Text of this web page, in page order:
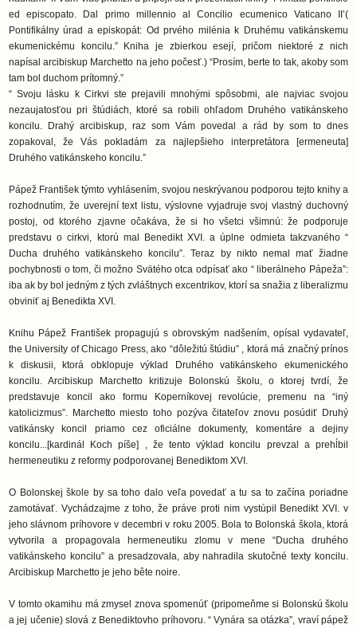
ed episcopato. Dal primo millennio al Concilio ecumenico Vaticano II’(
Pontifikálny úrad a episkopát: Od prvého milénia k Druhému vatikánskemu
ekumenickému koncilu.” Kniha je zbierkou esejí, pričom niektoré z nich
napísal arcibiskup Marchetto na jeho počesť.) “Prosím, berte to tak, akoby som
tam bol duchom prítomný.”
“ Svoju lásku k Cirkvi ste prejavili mnohými spôsobmi, ale najviac svojou
nezaujatosťou pri štúdiách, ktoré sa robili ohľadom Druhého vatikánskeho
koncilu. Drahý arcibiskup, raz som Vám povedal a rád by som to dnes
zopakoval, že Vás pokladám za najlepšieho interpretátora [ermeneuta]
Druhého vatikánskeho koncilu.”
Pápež František týmto vyhlásením, svojou neskrývanou podporou tejto knihy a
rozhodnutím, že uverejní text listu, výslovne vyjadruje svoj vlastný duchovný
postoj, od ktorého zjavne očakáva, že si ho všetci všimnú: že podporuje
predstavu o cirkvi, ktorú mal Benedikt XVI. a úplne odmieta takzvaného “
Ducha druhého vatikánskeho koncilu”. Teraz by nikto nemal mať žiadne
pochybnosti o tom, či možno Svätého otca odpísať ako “ liberálneho Pápeža”:
iba ak by bol jedným z tých zvláštnych excentrikov, ktorí sa snažia z liberalizmu
obviniť aj Benedikta XVI.
Knihu Pápež František propagujú s obrovským nadšením, opísal vydavateľ,
the University of Chicago Press, ako “dôležitú štúdiu” , ktorá má značný prínos
k diskusii, ktorá obklopuje výklad Druhého vatikánskeho ekumenického
koncilu. Arcibiskup Marchetto kritizuje Bolonskú školu, o ktorej tvrdí, že
predstavuje koncil ako formu Koperníkovej revolúcie, premenu na “iný
katolicizmus”. Marchetto miesto toho pozýva čitateľov znovu posúdiť Druhý
vatikánsky koncil priamo cez oficiálne dokumenty, komentáre a dejiny
koncilu...[kardinál Koch píše] , že tento výklad koncilu prevzal a prehĺbil
hermeneutiku z reformy podporovanej Benediktom XVI.
O Bolonskej škole by sa toho dalo veľa povedať a tu sa to začína poriadne
zamotávať. Vychádzajme z toho, že práve proti nim vystúpil Benedikt XVI. v
jeho slávnom príhovore v decembri v roku 2005. Bola to Bolonská škola, ktorá
vytvorila a propagovala hermeneutiku zlomu v mene “Ducha druhého
vatikánskeho koncilu” a presadzovala, aby nahradila skutočné texty koncilu.
Arcibiskup Marchetto je jeho bête noire.
V tomto okamihu má zmysel znova spomenúť (pripomeňme si Bolonskú školu
a jej učenie) slová z Benediktovho príhovoru. “ Vynára sa otázka”, vraví pápež